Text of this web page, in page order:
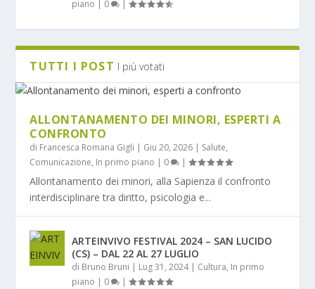
piano 0 |
TUTTI I POST I più votati
ALLONTANAMENTO DEI MINORI, ESPERTI A
CONFRONTO
di Francesca Romana Gigli | Giu 20, 2026 | Salute,
Comunicazione, In primo piano | 0 |
Allontanamento dei minori, alla Sapienza il confronto
interdisciplinare tra diritto, psicologia e...
ARTEINVIVO FESTIVAL 2024 – SAN LUCIDO
(CS) – DAL 22 AL 27 LUGLIO
di Bruno Bruni | Lug 31, 2024| Cultura, In primo
piano | 0 |